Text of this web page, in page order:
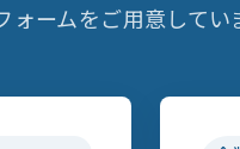
ームをご用意してい